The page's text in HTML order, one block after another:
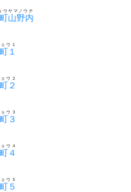
山野内
ウヤマノウチ
１
ウ１
２
ウ２
３
ウ３
４
ウ４
５
ウ５